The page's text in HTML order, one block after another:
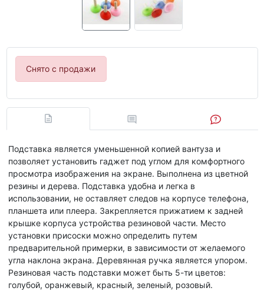
Снято с продажи
Подставка является уменьшенной копией вантуза и
позволяет установить гаджет под углом для комфортного
просмотра изображения на экране. Выполнена из цветной
резины и дерева. Подставка удобна и легка в
использовании, не оставляет следов на корпусе телефона,
планшета или плеера. Закрепляется прижатием к задней
крышке корпуса устройства резиновой части. Место
установки присоски можно определить путем
предварительной примерки, в зависимости от желаемого
угла наклона экрана. Деревянная ручка является упором.
Резиновая часть подставки может быть 5-ти цветов:
голубой, оранжевый, красный, зеленый, розовый.